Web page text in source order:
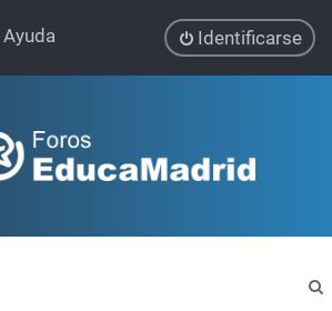
Ayuda Identificarse